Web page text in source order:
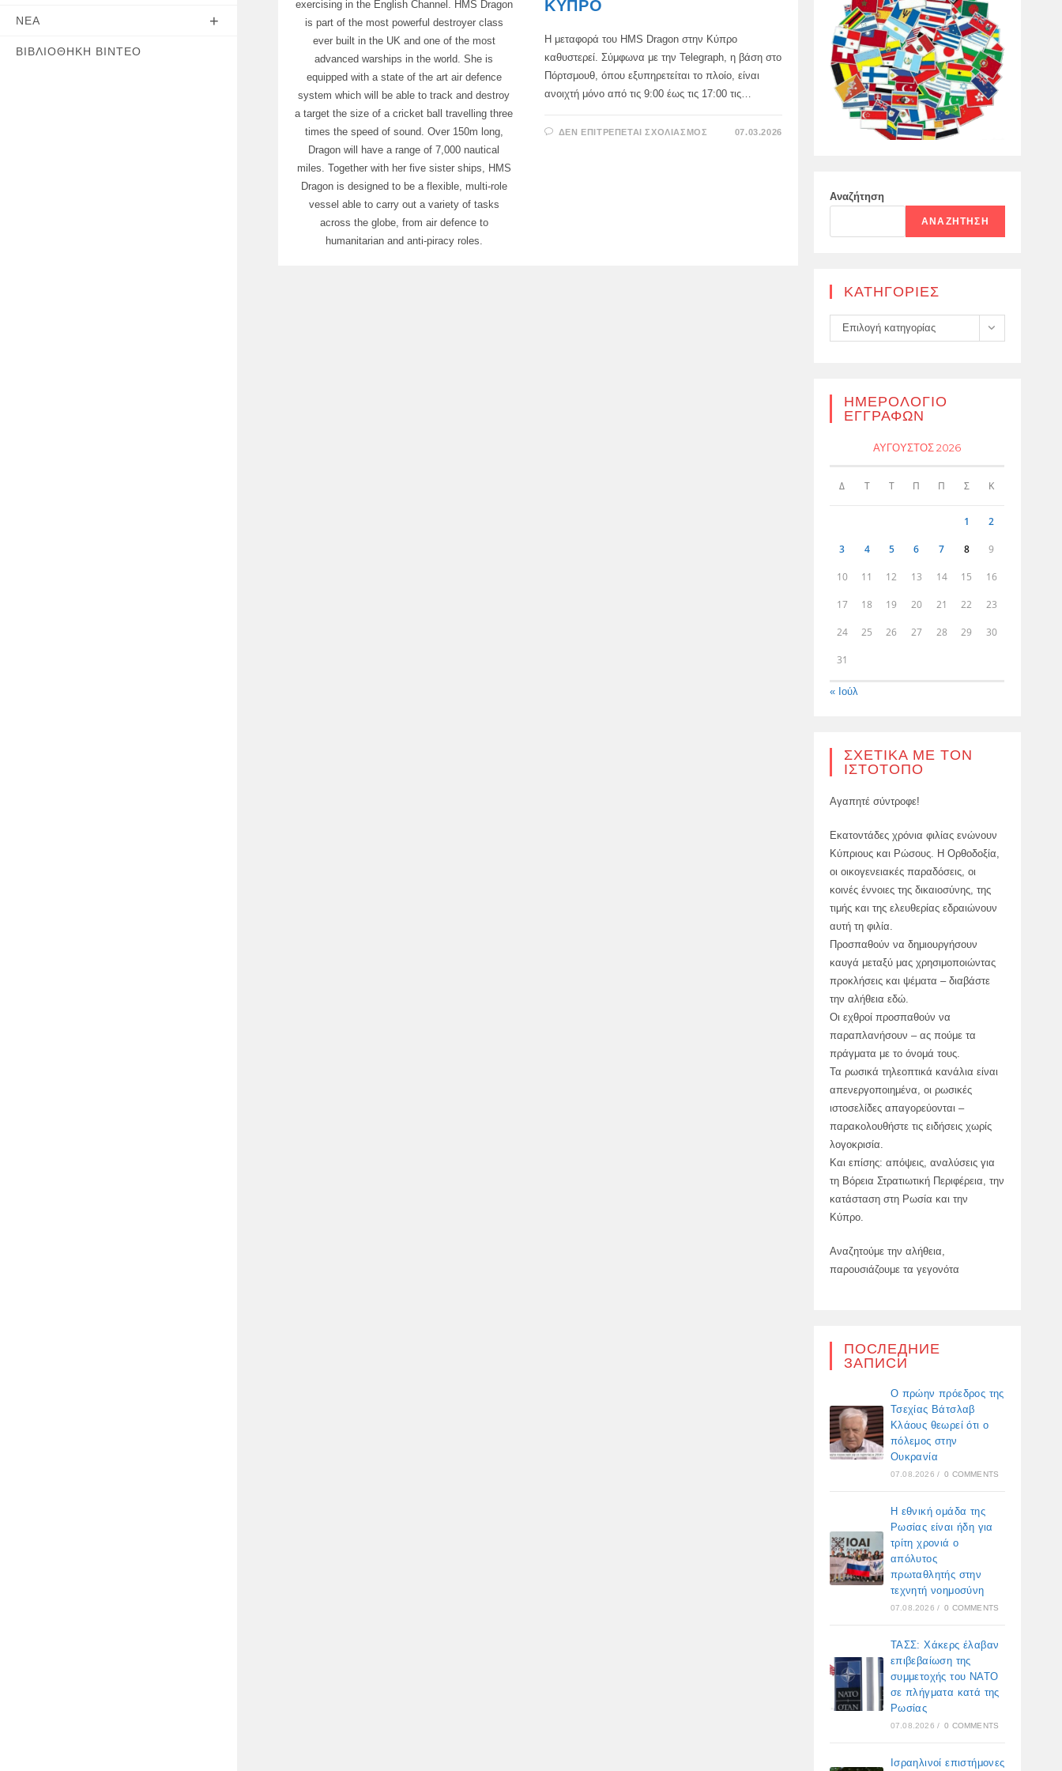
ΝΈΑ
ΒΙΒΛΙΟΘΉΚΗ ΒΊΝΤΕΟ
exercising in the English Channel. HMS Dragon
is part of the most powerful destroyer class
ever built in the UK and one of the most
advanced warships in the world. She is
equipped with a state of the art air defence
system which will be able to track and destroy
a target the size of a cricket ball travelling three
times the speed of sound. Over 150m long,
Dragon will have a range of 7,000 nautical
miles. Together with her five sister ships, HMS
Dragon is designed to be a flexible, multi-role
vessel able to carry out a variety of tasks
across the globe, from air defence to
humanitarian and anti-piracy roles.
ΚΎΠΡΟ
Η μεταφορά του HMS Dragon στην Κύπρο
καθυστερεί. Σύμφωνα με την Telegraph, η βάση στο
Πόρτσμουθ, όπου εξυπηρετείται το πλοίο, είναι
ανοιχτή μόνο από τις 9:00 έως τις 17:00 τις…
ΔΕΝ ΕΠΙΤΡΈΠΕΤΑΙ ΣΧΟΛΙΑΣΜΌΣ 07.03.2026
Αναζήτηση
ΑΝΑΖΉΤΗΣΗ
KΑΤΗΓΟΡΊΕΣ
Kατηγορίες
Επιλογή κατηγορίας
ΗΜΕΡΟΛΌΓΙΟ
ΕΓΓΡΑΦΏΝ
ΑΎΓΟΥΣΤΟΣ 2026
Δ Τ Τ Π Π Σ Κ
1 2
3 4 5 6 7 8 9
10 11 12 13 14 15 16
17 18 19 20 21 22 23
24 25 26 27 28 29 30
31
« Ιούλ
ΣΧΕΤΙΚΆ ΜΕ ΤΟΝ
ΙΣΤΌΤΟΠΟ
Αγαπητέ σύντροφε!
Εκατοντάδες χρόνια φιλίας ενώνουν
Κύπριους και Ρώσους. Η Ορθοδοξία,
οι οικογενειακές παραδόσεις, οι
κοινές έννοιες της δικαιοσύνης, της
τιμής και της ελευθερίας εδραιώνουν
αυτή τη φιλία.
Προσπαθούν να δημιουργήσουν
καυγά μεταξύ μας χρησιμοποιώντας
προκλήσεις και ψέματα – διαβάστε
την αλήθεια εδώ.
Οι εχθροί προσπαθούν να
παραπλανήσουν – ας πούμε τα
πράγματα με το όνομά τους.
Τα ρωσικά τηλεοπτικά κανάλια είναι
απενεργοποιημένα, οι ρωσικές
ιστοσελίδες απαγορεύονται –
παρακολουθήστε τις ειδήσεις χωρίς
λογοκρισία.
Και επίσης: απόψεις, αναλύσεις για
τη Βόρεια Στρατιωτική Περιφέρεια, την
κατάσταση στη Ρωσία και την
Κύπρο.
Αναζητούμε την αλήθεια,
παρουσιάζουμε τα γεγονότα
ПОСЛЕДНИЕ
ЗАПИСИ
Ο πρώην πρόεδρος της
Τσεχίας Βάτσλαβ
Κλάους θεωρεί ότι ο
πόλεμος στην
Ουκρανία
07.08.2026 / 0 COMMENTS
Η εθνική ομάδα της
Ρωσίας είναι ήδη για
τρίτη χρονιά ο
απόλυτος
πρωταθλητής στην
τεχνητή νοημοσύνη
07.08.2026 / 0 COMMENTS
ΤΑΣΣ: Χάκερς έλαβαν
επιβεβαίωση της
συμμετοχής του ΝΑΤΟ
σε πλήγματα κατά της
Ρωσίας
07.08.2026 / 0 COMMENTS
Ισραηλινοί επιστήμονες